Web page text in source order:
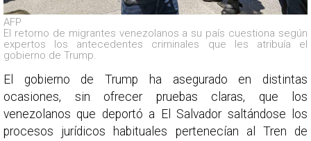
AFP
El retorno de migrantes venezolanos a su país cuestiona según
expertos los antecedentes criminales que les atribuía el
gobierno de Trump.
El gobierno de Trump ha asegurado en distintas
ocasiones, sin ofrecer pruebas claras, que los
venezolanos que deportó a El Salvador saltándose los
procesos jurídicos habituales pertenecían al Tren de